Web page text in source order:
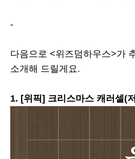
-
다음으로 <위즈덤하우스>가
소개해 드릴게요.
1. [위픽] 크리스마스 캐러셀(